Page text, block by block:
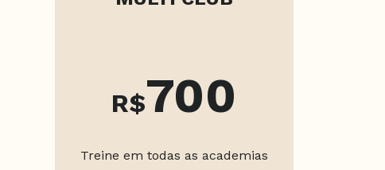
R$700
Treine em todas as academias